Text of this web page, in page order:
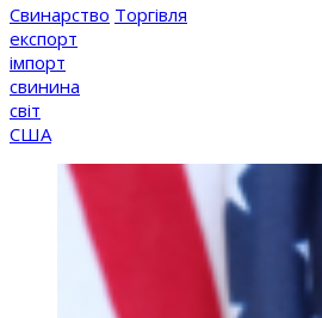
Свинарство Торгівля
експорт
імпорт
свинина
світ
США